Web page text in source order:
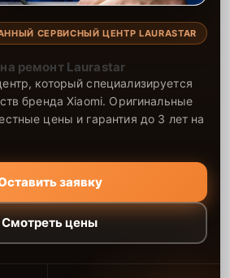
СЕРВИСНЫЙ ЦЕНТР LAURASTAR
ремонт Laurastar
который специализируется
бренда Xiaomi. Оригинальные
цены и гарантия до 3 лет на
заявку
Смотреть цены